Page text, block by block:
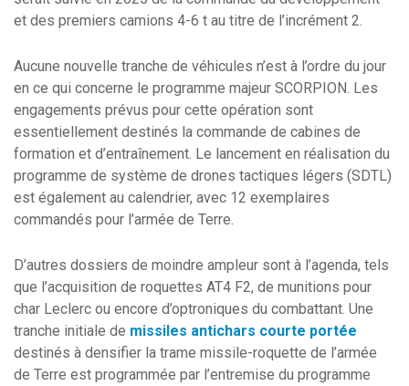
et des premiers camions 4-6 t au titre de l’incrément 2.
Aucune nouvelle tranche de véhicules n’est à l’ordre du jour
en ce qui concerne le programme majeur SCORPION. Les
engagements prévus pour cette opération sont
essentiellement destinés la commande de cabines de
formation et d’entraînement. Le lancement en réalisation du
programme de système de drones tactiques légers (SDTL)
est également au calendrier, avec 12 exemplaires
commandés pour l’armée de Terre.
D’autres dossiers de moindre ampleur sont à l’agenda, tels
que l’acquisition de roquettes AT4 F2, de munitions pour
char Leclerc ou encore d’optroniques du combattant. Une
tranche initiale de missiles antichars courte portée
destinés à densifier la trame missile-roquette de l’armée
de Terre est programmée par l’entremise du programme